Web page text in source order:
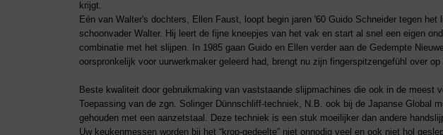
krijgt.
Eén van Walter's dochters, Ellen Faust, loopt begin jaren '60 Guido Schneider tegen
schoonvader Walter. Hij leert de fijne kneepjes van het vak en start al snel een eigen
combinatie met het slijpen. In 1985 gaan Guido en Ellen verder aan de Gedempte
oorspronkelijk voor uurwerkmaker geleerd had, brengt nu zijn fingerspitzengefühl over
Beste kwaliteit door gebruikmaking van vaststaande slijpmachines die ook in de meest
Toepassing van de zgn. Solinger Dünnschliff-techniek, N.B. ook bij de Japanse Global
gehouden met een aanzetstaal. Deze techniek is een stuk moeilijker dan andere
Uw keukenmessen worden bij het “krop-gedeelte” niet onnodig veel en ook niet hol